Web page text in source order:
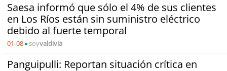
Saesa informó que sólo el 4% de sus clientes
en Los Ríos están sin suministro eléctrico
debido al fuerte temporal
01-08 soyvaldivia
Panguipulli: Reportan situación crítica en